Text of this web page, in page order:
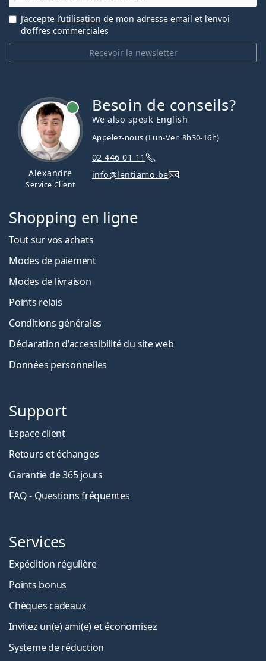
Recevoir la newsletter
J’accepte l’utilisation de mon adresse email et l’envoi
d’offres commerciales
Alexandre
Service Client
Besoin de conseils?
We also speak English
Appelez-nous (Lun-Ven 8h30-16h)
02 446 01 11
info@lentiamo.be
Shopping en ligne
Tout sur vos achats
Modes de paiement
Modes de livraison
Points relais
Conditions générales
Déclaration d'accessibilité du site web
Données personnelles
Support
Espace client
Retours et échanges
Garantie de 365 jours
FAQ - Questions fréquentes
Services
Expédition régulière
Points bonus
Chèques cadeaux
Invitez un(e) ami(e) et économisez
Systeme de réduction